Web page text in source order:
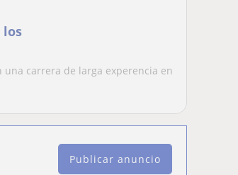
los
carrera de larga experencia en
Publicar anuncio